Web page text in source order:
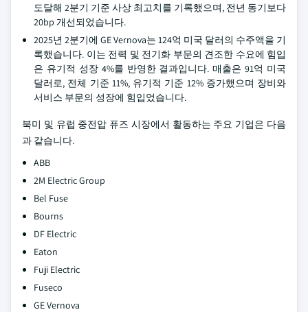
도달해 2분기 기준 사상 최고치를 기록했으며, 전년 동기보다
20bp 개선되었습니다.
2025년 2분기에 GE Vernova는 124억 미국 달러의 수주액을 기
록했습니다. 이는 전력 및 전기화 부문의 견조한 수요에 힘입
은 유기적 성장 4%를 반영한 결과입니다. 매출은 91억 미국
달러로, 전체 기준 11%, 유기적 기준 12% 증가했으며 장비와
서비스 부문의 성장에 힘입었습니다.
북미 및 유럽 중전압 퓨즈 시장에서 활동하는 주요 기업은 다음
과 같습니다.
ABB
2M Electric Group
Bel Fuse
Bourns
DF Electric
Eaton
Fuji Electric
Fuseco
GE Vernova